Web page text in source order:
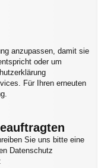
anzupassen, damit sie
oder um
Für Ihren erneuten
Sie uns bitte eine
Datenschutz